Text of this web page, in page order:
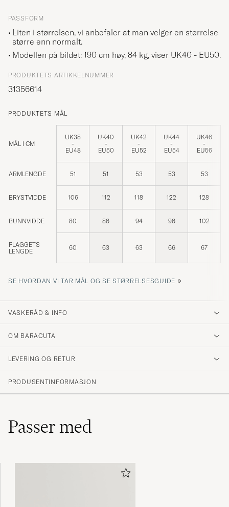
PASSFORM
Liten i størrelsen, vi anbefaler at man velger en størrelse
større enn normalt.
Modellen på bildet: 190 cm høy, 84 kg, viser UK40 - EU50.
PRODUKTETS ARTIKKELNUMMER
31356614
PRODUKTETS MÅL
MÅL I CM
UK38
-
EU48
UK40
-
EU50
UK42
-
EU52
UK44
-
EU54
UK46
-
EU56
ARMLENGDE 51 51 53 53 53
BRYSTVIDDE 106 112 118 122 128
BUNNVIDDE 80 86 94 96 102
PLAGGETS
LENGDE
60 63 63 66 67
SE HVORDAN VI TAR MÅL OG SE STØRRELSESGUIDE »
VASKERÅD & INFO
OM BARACUTA
LEVERING OG RETUR
PRODUSENTINFORMASJON
Passer med